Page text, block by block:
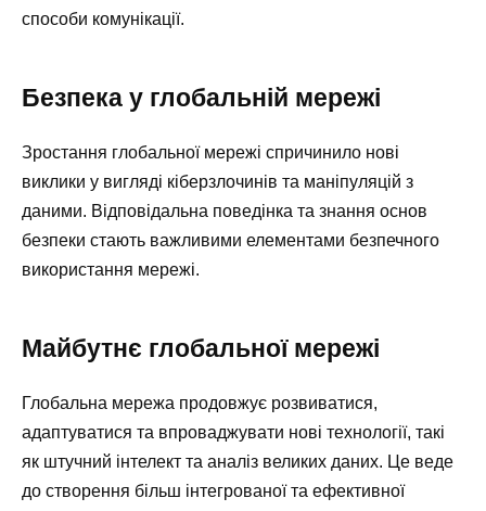
способи комунікації.
Безпека у глобальній мережі
Зростання глобальної мережі спричинило нові
виклики у вигляді кіберзлочинів та маніпуляцій з
даними. Відповідальна поведінка та знання основ
безпеки стають важливими елементами безпечного
використання мережі.
Майбутнє глобальної мережі
Глобальна мережа продовжує розвиватися,
адаптуватися та впроваджувати нові технології, такі
як штучний інтелект та аналіз великих даних. Це веде
до створення більш інтегрованої та ефективної